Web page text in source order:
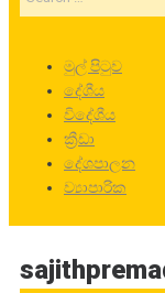
…
මුල් පිටුව
දේශීය
විදේශීය
ක්‍රීඩා
දේශපාලන
ව්‍යාපාරික